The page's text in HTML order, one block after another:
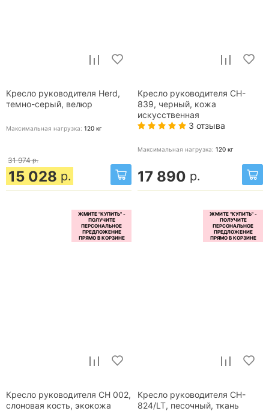
Кресло руководителя Herd,
темно-серый, велюр
Максимальная нагрузка: 120 кг
31 974 р.
15 028 р.
Кресло руководителя CH-
839, черный, кожа
искусственная
3 отзыва
Максимальная нагрузка: 120 кг
17 890 р.
Кресло руководителя CH 002,
слоновая кость, экокожа
Кресло руководителя CH-
824/LT, песочный, ткань